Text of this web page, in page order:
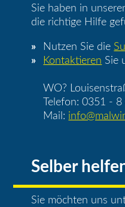
Sie haben in
die richtige Hilfe
Nutzen Sie die
Kontaktieren Sie
WO?
Telefon: 0351 -
Mail:
Selber
Sie möchten uns